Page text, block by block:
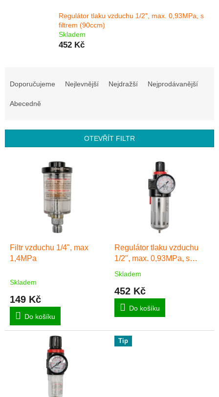
Regulátor tlaku vzduchu 1/2", max. 0,93MPa, s
filtrem (90ccm)
Skladem
452 Kč
r
Doporučujeme Nejlevnější Nejdražší Nejprodávanější
Abecedně
OTEVŘÍT FILTR
Filtr vzduchu 1/4", max
1,4MPa
Skladem
149 Kč
Do košíku
Regulátor tlaku vzduchu
1/2", max. 0,93MPa, s
Průměrné
produktu
5,0
5
hvězdiček.
Skladem
452 Kč
Do košíku
Tip